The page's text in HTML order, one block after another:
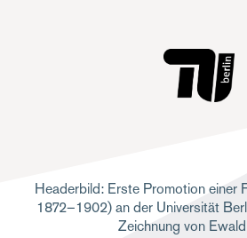
Headerbild: Erste Promotion einer
1872–1902) an der Universität
Zeichnung von